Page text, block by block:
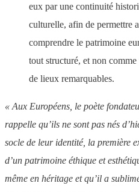
eux par une continuité
culturelle, afin de permettre
comprendre le patrimoine
tout structuré, et non
de lieux remarquables.
« Aux Européens, le poète
rappelle qu’ils ne sont pas nés
socle de leur identité, la première
d’un patrimoine éthique et
même en héritage et qu’il a